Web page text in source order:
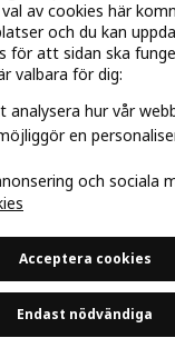
Utöva ångerrätten
av cookies här
och du kan
för att sidan ska
valbara för dig:
analysera hur vår
en
och sociala
Acceptera cookies
Endast nödvändiga